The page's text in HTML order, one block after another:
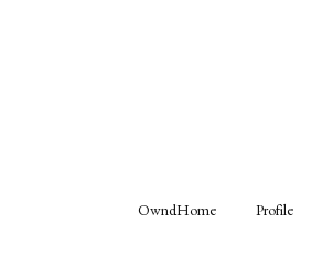
OwndHome Profile